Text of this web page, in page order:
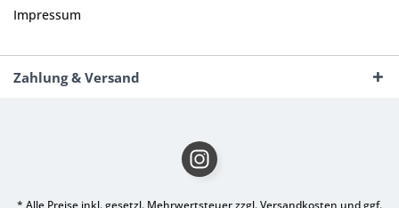
Impressum
Zahlung & Versand